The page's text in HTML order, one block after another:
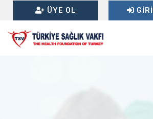
ÜYE OL